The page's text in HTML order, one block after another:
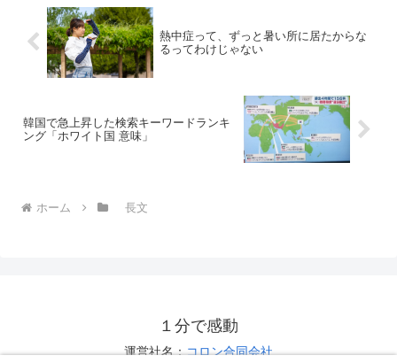
熱中症って、ずっと暑い所に居たからな
るってわけじゃない
韓国で急上昇した検索キーワードランキ
ング「ホワイト国 意味」
ホーム 長文
１分で感動
運営社名：コロン合同会社